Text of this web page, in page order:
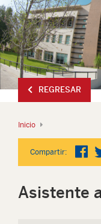
REGRESAR
Inicio
Compartir:
Asistente